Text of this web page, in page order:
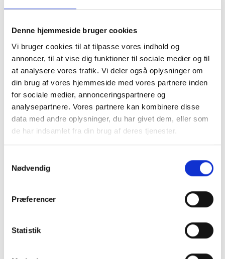
Denne hjemmeside bruger cookies
Vi bruger cookies til at tilpasse vores indhold og
annoncer, til at vise dig funktioner til sociale medier og til
at analysere vores trafik. Vi deler også oplysninger om
din brug af vores hjemmeside med vores partnere inden
for sociale medier, annonceringspartnere og
analysepartnere. Vores partnere kan kombinere disse
data med andre oplysninger, du har givet dem, eller som
de har indsamlet fra din brug af deres tjenester.
Nødvendig
Præferencer
Statistik
Möchtest du mehr darüber
erfahren, wie wir dir helfen
können?
Wir haben uns darauf spezialisiert, die Arbeitsabläufe und Prozesse
unserer Kunden durch den Einsatz von Robotern und Automatisierung zu
optimieren, und wir würden auch Ihnen gerne helfen! Wir sind jederzeit
verbessern.